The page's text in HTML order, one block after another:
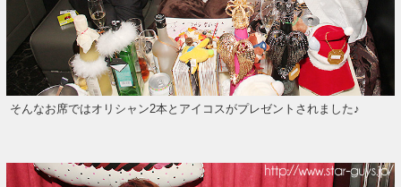
そんなお席ではオリシャン2本とアイコスがプレゼントされました♪